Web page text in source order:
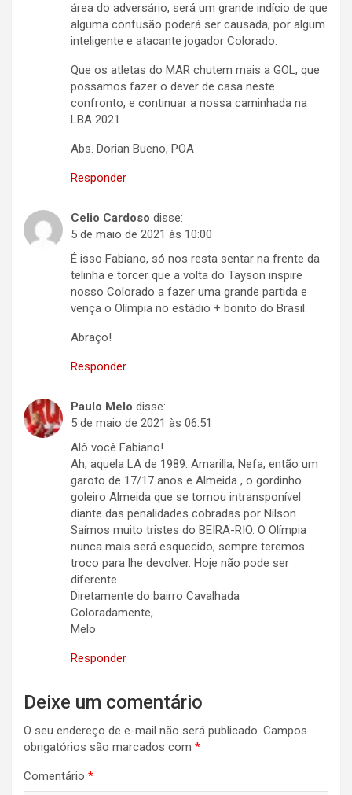
área do adversário, será um grande indício de que
alguma confusão poderá ser causada, por algum
inteligente e atacante jogador Colorado.
Que os atletas do MAR chutem mais a GOL, que
possamos fazer o dever de casa neste
confronto, e continuar a nossa caminhada na
LBA 2021.
Abs. Dorian Bueno, POA
Responder
Celio Cardoso disse:
5 de maio de 2021 às 10:00
É isso Fabiano, só nos resta sentar na frente da
telinha e torcer que a volta do Tayson inspire
nosso Colorado a fazer uma grande partida e
vença o Olímpia no estádio + bonito do Brasil.
Abraço!
Responder
Paulo Melo disse:
5 de maio de 2021 às 06:51
Alô você Fabiano!
Ah, aquela LA de 1989. Amarilla, Nefa, então um
garoto de 17/17 anos e Almeida , o gordinho
goleiro Almeida que se tornou intransponível
diante das penalidades cobradas por Nilson.
Saímos muito tristes do BEIRA-RIO. O Olímpia
nunca mais será esquecido, sempre teremos
troco para lhe devolver. Hoje não pode ser
diferente.
Diretamente do bairro Cavalhada
Coloradamente,
Melo
Responder
Deixe um comentário
O seu endereço de e-mail não será publicado. Campos
obrigatórios são marcados com *
Comentário *